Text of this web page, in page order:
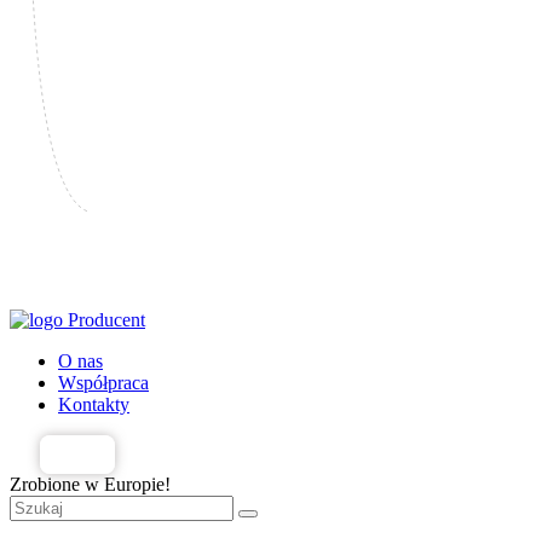
Producent
O nas
Współpraca
Kontakty
Zrobione w Europie!